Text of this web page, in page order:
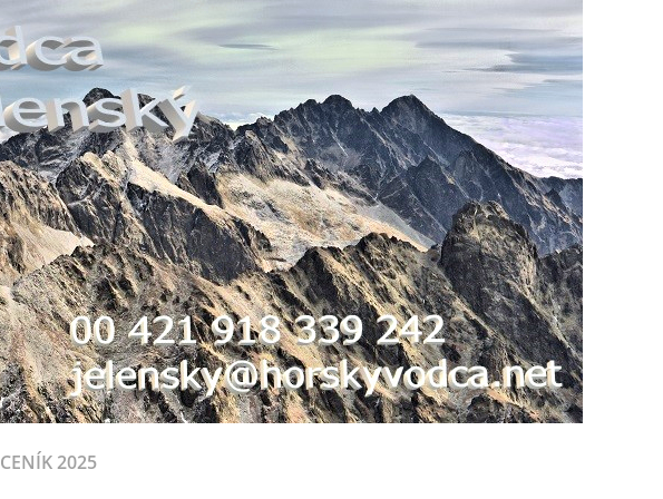
CENÍK 2025